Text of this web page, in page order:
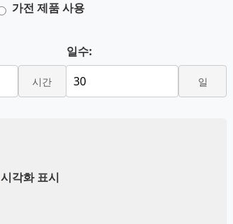
가전 제품 사용
시간
일수:
일
시각화 표시